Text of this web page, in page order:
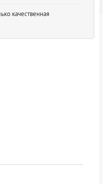
качественная